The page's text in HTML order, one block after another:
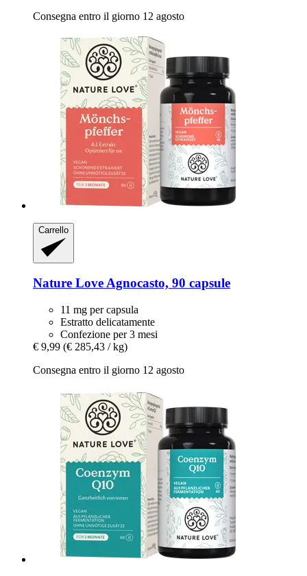
Consegna entro il giorno 12 agosto
Carrello
Nature LoveAgnocasto, 90 capsule
11 mg per capsula
Estratto delicatamente
Confezione per 3 mesi
€ 9,99 (€ 285,43 / kg)
Consegna entro il giorno 12 agosto